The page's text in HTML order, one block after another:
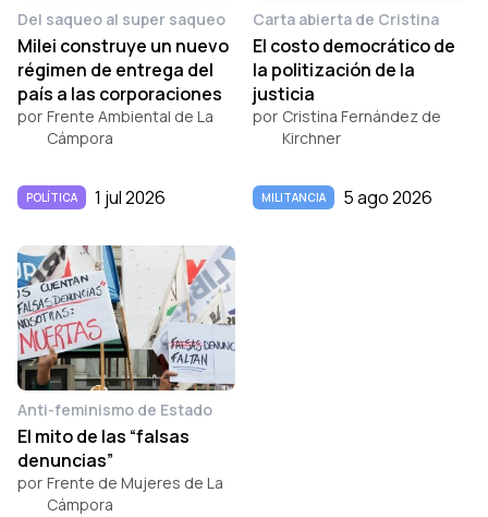
Del saqueo al super saqueo
Milei construye un nuevo
régimen de entrega del
país a las corporaciones
por Frente Ambiental de La
Cámpora
POLÍTICA 1 jul 2026
Carta abierta de Cristina
El costo democrático de
la politización de la
justicia
por Cristina Fernández de
Kirchner
MILITANCIA 5 ago 2026
Anti-feminismo de Estado
El mito de las “falsas
denuncias”
por Frente de Mujeres de La
Cámpora